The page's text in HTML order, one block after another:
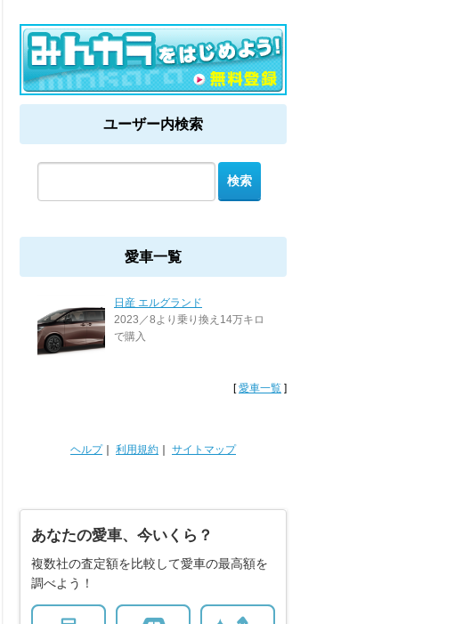
ユーザー内検索
愛車一覧
日産 エルグランド
2023／8より乗り換え14万キロ
で購入
[愛車一覧 ]
ヘルプ｜ 利用規約 サイトマップ
あなたの愛車、今いくら？
複数社の査定額を比較して愛車の最高額を
調べよう！